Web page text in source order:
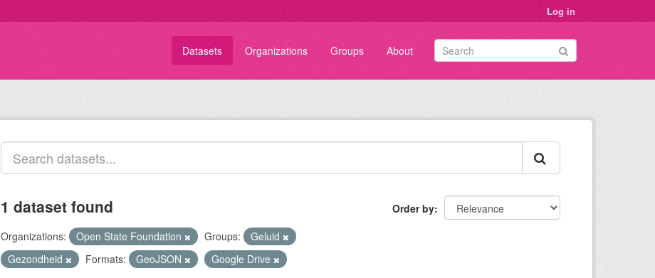
Log in
Datasets Organizations Groups About
Order by
1 dataset found
Organizations: Open State Foundation Groups:
Geluid
Gezondheid
Formats: GeoJSON Google Drive